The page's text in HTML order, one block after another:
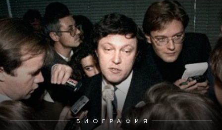
БИОГРАФИЯ